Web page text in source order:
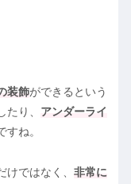
装飾ができるという
たり、 アンダーライ
すね。
ではなく、 非常に